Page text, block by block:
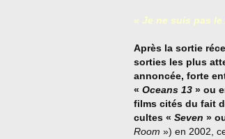
« Je ne suis pas
Après la sortie
sorties les plus
annoncée, forte
« Oceans 13 » ou
films cités du fait
cultes « Seven »
Room ») en 2002,